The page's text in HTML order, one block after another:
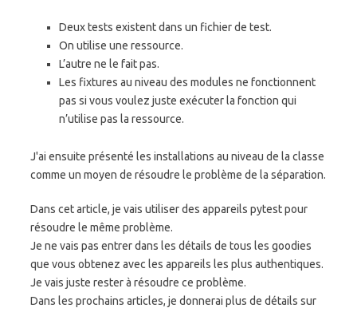
Deux tests existent dans un fichier de test.
On utilise une ressource.
L’autre ne le fait pas.
Les fixtures au niveau des modules ne fonctionnent
pas si vous voulez juste exécuter la fonction qui
n’utilise pas la ressource.
J'ai ensuite présenté les installations au niveau de la classe
comme un moyen de résoudre le problème de la séparation.
Dans cet article, je vais utiliser des appareils pytest pour
résoudre le même problème.
Je ne vais pas entrer dans les détails de tous les goodies
que vous obtenez avec les appareils les plus authentiques.
Je vais juste rester à résoudre ce problème.
Dans les prochains articles, je donnerai plus de détails sur